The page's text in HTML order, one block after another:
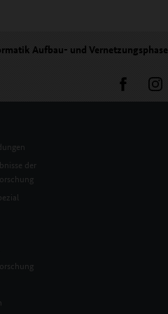
Aufbau- und Vernetzungsphase
der